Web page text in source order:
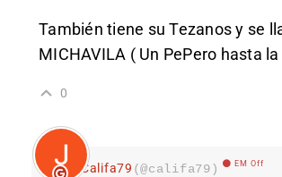
También tiene su Tezanos y se
MICHAVILA ( Un PePero hasta
0
Califa79 (@califa79) EM Off